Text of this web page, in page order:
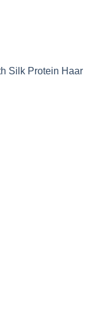
Silk Protein Haar